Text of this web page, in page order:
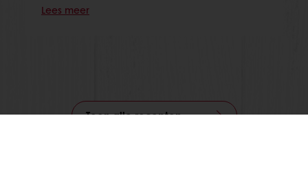
Lees meer
Toon alle recepten